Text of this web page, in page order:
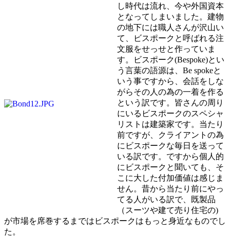
し時代は流れ、今や外国資本
となってしまいました。建物
の地下には職人さんが沢山い
て、ビスポークと呼ばれる注
文服をせっせと作っていま
す。ビスポーク(Bespoke)とい
う言葉の語源は、Be spokeと
いう事ですから、会話をしな
がらその人の為の一着を作る
という訳です。皆さんの周り
にいるビスポークのスペシャ
リストは建築家です。当たり
前ですが、クライアントの為
にビスポークな毎日を送って
いる訳です。ですから個人的
にビスポークと聞いても、そ
こに大した付加価値は感じま
せん。昔から当たり前にやっ
てる人がいる訳で、既製品
（スーツや建て売り住宅の)
が市場を席巻するまではビスポークはもっと身近なものでし
た。